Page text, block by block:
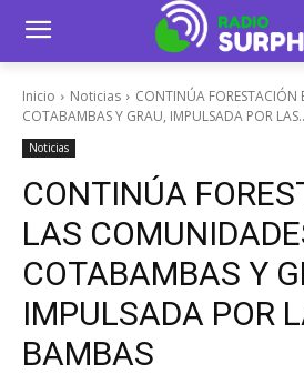
Inicio Noticias
CONTINÚA FORESTACIÓN
COTABAMBAS Y GRAU, IMPULSADA POR
Noticias
CONTINÚA
LAS
COTABAMBAS Y
IMPULSADA POR
BAMBAS